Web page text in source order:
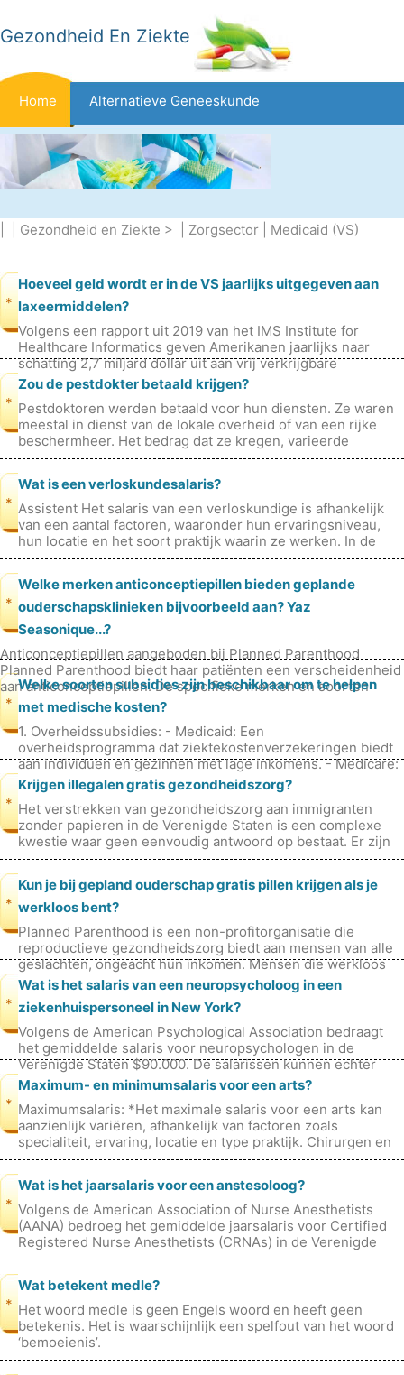
Gezondheid En Ziekte
Home Alternatieve Geneeskunde
Beten En Steken Kanker
Aandoeningen En Behandelingen Mond- En Tandzorg
Dieet En Voeding Gezinsgezondheid
Geestelijke Gezondheid Volksgezondheid En Veiligheid
Operaties Gezondheid
Gezondheid en Ziekte > | Zorgsector Medicaid (VS)
*
Hoeveel geld wordt er in de VS jaarlijks uitgegeven aan
laxeermiddelen?
Volgens een rapport uit 2019 van het IMS Institute for
Healthcare Informatics geven Amerikanen jaarlijks naar
schatting 2,7 miljard dollar uit aan vrij verkrijgbare
laxeermiddelen. Dit cijfe
*
Zou de pestdokter betaald krijgen?
Pestdoktoren werden betaald voor hun diensten. Ze waren
meestal in dienst van de lokale overheid of van een rijke
beschermheer. Het bedrag dat ze kregen, varieerde
afhankelijk van de locatie
*
Wat is een verloskundesalaris?
Assistent Het salaris van een verloskundige is afhankelijk
van een aantal factoren, waaronder hun ervaringsniveau,
hun locatie en het soort praktijk waarin ze werken. In de
Verenigde State
*
Welke merken anticonceptiepillen bieden geplande
ouderschapsklinieken bijvoorbeeld aan? Yaz
Seasonique...?
Anticonceptiepillen aangeboden bij Planned Parenthood
Planned Parenthood biedt haar patiënten een verscheidenheid
aan anticonceptiepillen. De specifieke merken en soorten
pillen die beschi
*
Welke soorten subsidies zijn beschikbaar om te helpen
met medische kosten?
1. Overheidssubsidies: - Medicaid: Een
overheidsprogramma dat ziektekostenverzekeringen biedt
aan individuen en gezinnen met lage inkomens. - Medicare:
Een overheidsprogramma dat een ziekt
*
Krijgen illegalen gratis gezondheidszorg?
Het verstrekken van gezondheidszorg aan immigranten
zonder papieren in de Verenigde Staten is een complexe
kwestie waar geen eenvoudig antwoord op bestaat. Er zijn
een aantal federale en sta
*
Kun je bij gepland ouderschap gratis pillen krijgen als je
werkloos bent?
Planned Parenthood is een non-profitorganisatie die
reproductieve gezondheidszorg biedt aan mensen van alle
geslachten, ongeacht hun inkomen. Mensen die werkloos
zijn, kunnen bij Planned Par
*
Wat is het salaris van een neuropsycholoog in een
ziekenhuispersoneel in New York?
Volgens de American Psychological Association bedraagt ​​
het gemiddelde salaris voor neuropsychologen in de
Verenigde Staten $90.000. De salarissen kunnen echter
aanzienlijk variëren, afhank
*
Maximum- en minimumsalaris voor een arts?
Maximumsalaris: *Het maximale salaris voor een arts kan
aanzienlijk variëren, afhankelijk van factoren zoals
specialiteit, ervaring, locatie en type praktijk. Chirurgen en
specialisten heb
*
Wat is het jaarsalaris voor een anstesoloog?
Volgens de American Association of Nurse Anesthetists
(AANA) bedroeg het gemiddelde jaarsalaris voor Certified
Registered Nurse Anesthetists (CRNAs) in de Verenigde
Staten in 2021 $193.449.
*
Wat betekent medle?
Het woord medle is geen Engels woord en heeft geen
betekenis. Het is waarschijnlijk een spelfout van het woord
‘bemoeienis’.